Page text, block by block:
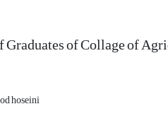
of Collage of
hoseini